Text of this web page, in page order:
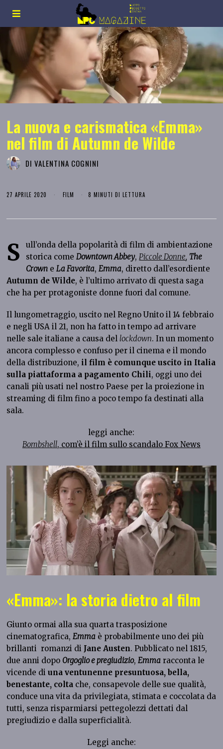
La nuova e carismatica «Emma»
nel film di Autumn de Wilde
DIVALENTINA COGNINI
27 APRILE 2020 FILM 8 MINUTI DI LETTURA
S
ull’onda della popolarità di film di ambientazione
storica comeDowntown Abbey, Piccole Donne, The
Crown eLa Favorita,Emma, diretto dall’esordiente
Autumn de Wilde, è l’ultimo arrivato di questa saga
che ha per protagoniste donne fuori dal comune.
Il lungometraggio, uscito nel Regno Unito il 14 febbraio
e negli USA il 21, non ha fatto in tempo ad arrivare
nelle sale italiane a causa del lockdown. In un momento
ancora complesso e confuso per il cinema e il mondo
della distribuzione, il film è comunque uscito in Italia
sulla piattaforma a pagamento Chili, oggi uno dei
canali più usati nel nostro Paese per la proiezione in
streaming di film fino a poco tempo fa destinati alla
sala.
leggi anche:
Bombshell, com’è il film sullo scandalo Fox News
«Emma»: la storia dietro al film
Giunto ormai alla sua quarta trasposizione
cinematografica,Emma è probabilmente uno dei più
brillanti romanzi di Jane Austen. Pubblicato nel 1815,
due anni dopo Orgoglio e pregiudizio,Emma racconta le
vicende diuna ventunenne presuntuosa, bella,
benestante, colta che, consapevole delle sue qualità,
conduce una vita da privilegiata, stimata e coccolata da
tutti, senza risparmiarsi pettegolezzi dettati dal
pregiudizio e dalla superficialità.
Leggi anche: